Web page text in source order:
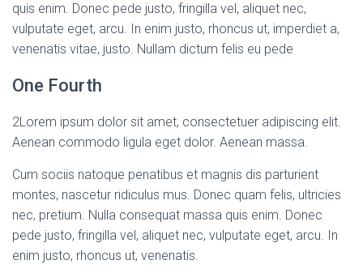
quis enim. Donec pede justo, fringilla vel, aliquet nec,
vulputate eget, arcu. In enim justo, rhoncus ut, imperdiet a,
venenatis vitae, justo. Nullam dictum felis eu pede
One Fourth
2Lorem ipsum dolor sit amet, consectetuer adipiscing elit.
Aenean commodo ligula eget dolor. Aenean massa.
Cum sociis natoque penatibus et magnis dis parturient
montes, nascetur ridiculus mus. Donec quam felis, ultricies
nec, pretium. Nulla consequat massa quis enim. Donec
pede justo, fringilla vel, aliquet nec, vulputate eget, arcu. In
enim justo, rhoncus ut, venenatis.